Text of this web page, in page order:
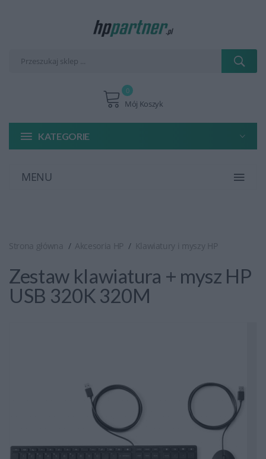
Mój Koszyk
0
KATEGORIE
MENU
Strona główna Akcesoria HP Klawiatury i myszy HP
Zestaw klawiatura + mysz HP
USB 320K 320M